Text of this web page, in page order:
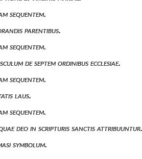
sequentem.
parentibus.
sequentem.
de septem ordinibus ecclesiae.
sequentem.
laus.
sequentem.
quae deo in scripturis sanctis attribuuntur.
symbolum.